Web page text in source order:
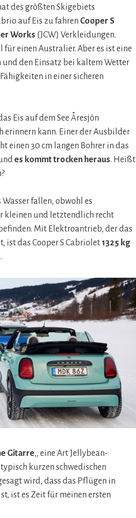
des größten Skigebiets
auf Eis zu fahren Cooper S
Works (JCW) Verkleidungen.
einen Australier. Aber es ist eine
und den Einsatz bei kaltem Wetter
in einer sicheren
Eis auf dem See Åresjön
erinnern kann. Einer der Ausbilder
einen 30 cm langen Bohrer in das
es kommt trocken heraus. Heißt
fallen, obwohl es
kleinen und letztendlich recht
Mit Elektroantrieb, der das
ist das Cooper S Cabriolet 1325 kg
Gitarre‚, eine Art Jellybean-
kurzen schwedischen
wird, dass das Pflügen in
ist es Zeit für meinen ersten